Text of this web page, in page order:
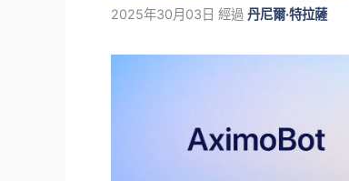
2025年30月03日 經過 丹尼爾·特拉薩